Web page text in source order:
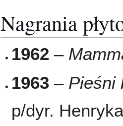
Nagrania
1962 –
1963 – Pieśni
p/dyr.